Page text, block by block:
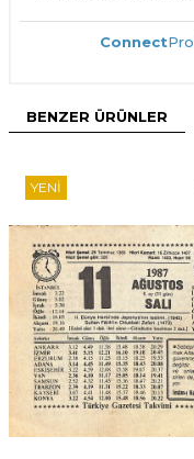
Connect
BENZER ÜRÜNLER
YENI